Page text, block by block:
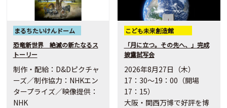
まるちたいけんドーム
恐竜新世界 絶滅の新たなるス
トーリー
制作・配給：D&Dピクチャ
ーズ／制作協力：NHKエン
タープライズ／映像提供：
NHK
こども未来創造館
「月に立つ。その先へ、」完成
披露試写会
2026年8月27日（木）
17：30～19：00（開場
17：15）
大阪・関西万博で好評を博